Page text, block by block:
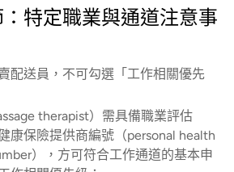
特定職業與通道注意事
配送員，不可勾選「工作相關優先
therapist）需具備職業評估
康保險提供商編號（personal health
），方可符合工作通道的基本申